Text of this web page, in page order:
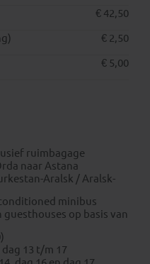
€ 42,50
€ 2,50
€ 5,00
ruimbagage
naar Astana
Aralsk / Aralsk-
minibus
op basis van
dag 13 t/m 17